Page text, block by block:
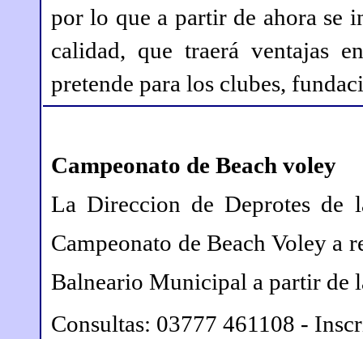
por lo que a partir de ahora se
calidad, que traerá ventajas
pretende para los clubes,
Campeonato de Beach voley
La Direccion de Deprotes de
Campeonato de Beach Voley a
Balneario Municipal a partir de
Consultas: 03777 461108 -